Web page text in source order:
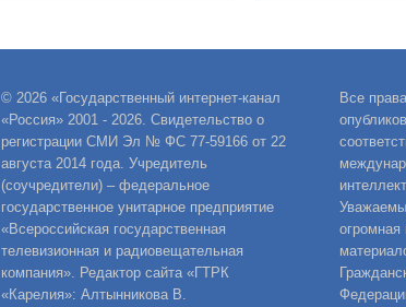
© 2026 «Государственный интернет-канал
«Россия» 2001 - 2026. Свидетельство о
регистрации СМИ Эл № ФС 77-59166 от 22
августа 2014 года. Учредитель
(соучредители) – федеральное
государственное унитарное предприятие
«Всероссийская государственная
телевизионная и радиовещательная
компания». Редактор сайта «ГТРК
«Карелия»: Алтынникова В.
Все
огромная